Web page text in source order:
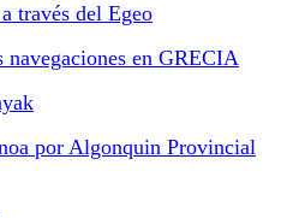
través del Egeo
en GRECIA
por Algonquin Provincial